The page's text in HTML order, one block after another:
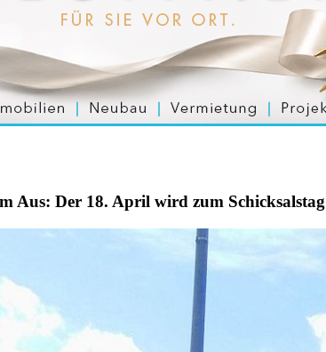
Aus: Der 18. April wird zum Schicksalstag